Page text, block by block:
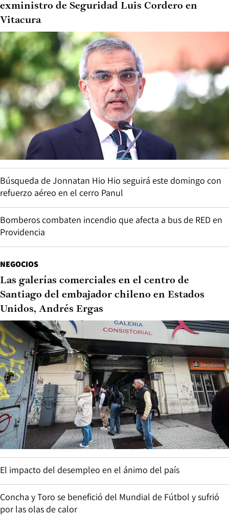
exministro de Seguridad Luis Cordero en
Vitacura
Búsqueda de Jonnatan Hio Hio seguirá este domingo con
refuerzo aéreo en el cerro Panul
Bomberos combaten incendio que afecta a bus de RED en
Providencia
NEGOCIOS
Las galerías comerciales en el centro de
Santiago del embajador chileno en Estados
Unidos, Andrés Ergas
El impacto del desempleo en el ánimo del país
Concha y Toro se benefició del Mundial de Fútbol y sufrió
por las olas de calor